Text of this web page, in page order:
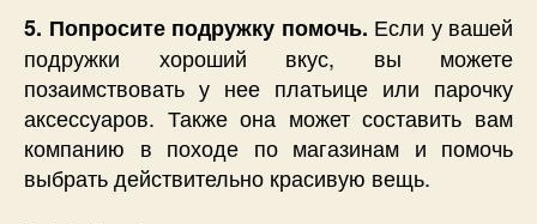
5. Попросите подружку помочь. Если у вашей
подружки хороший вкус, вы можете
позаимствовать у нее платьице или парочку
аксессуаров. Также она может составить вам
компанию в походе по магазинам и помочь
выбрать действительно красивую вещь.